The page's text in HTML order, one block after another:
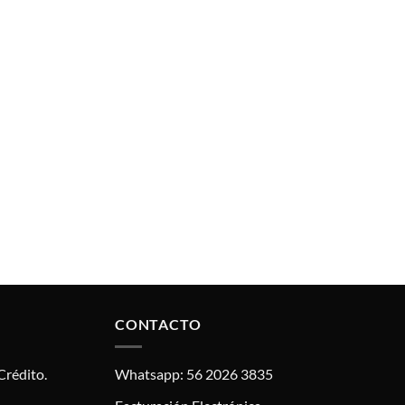
CONTACTO
Whatsapp: 56 2026 3835